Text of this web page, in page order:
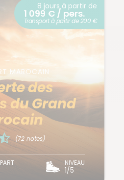
MAROCAIN
des
du Grand
(72 notes)
NIVEAU
1/5
8 jours à partir de
1 099 € / pers.
Transport à partir de 200 €